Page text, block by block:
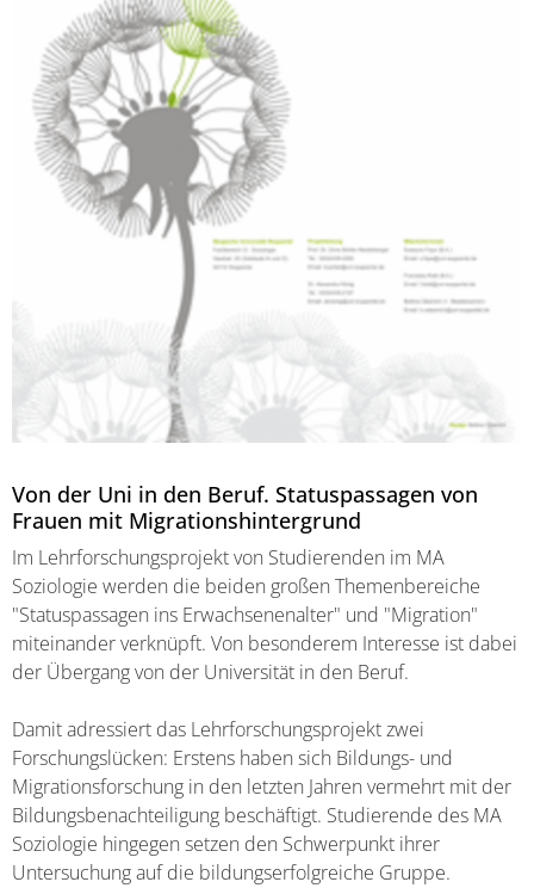
Von der Uni in den Beruf. Statuspassagen von
Frauen mit Migrationshintergrund
Im Lehrforschungsprojekt von Studierenden im MA
Soziologie werden die beiden großen Themenbereiche
"Statuspassagen ins Erwachsenenalter" und "Migration"
miteinander verknüpft. Von besonderem Interesse ist dabei
der Übergang von der Universität in den Beruf.
Damit adressiert das Lehrforschungsprojekt zwei
Forschungslücken: Erstens haben sich Bildungs- und
Migrationsforschung in den letzten Jahren vermehrt mit der
Bildungsbenachteiligung beschäftigt. Studierende des MA
Soziologie hingegen setzen den Schwerpunkt ihrer
Untersuchung auf die bildungserfolgreiche Gruppe.